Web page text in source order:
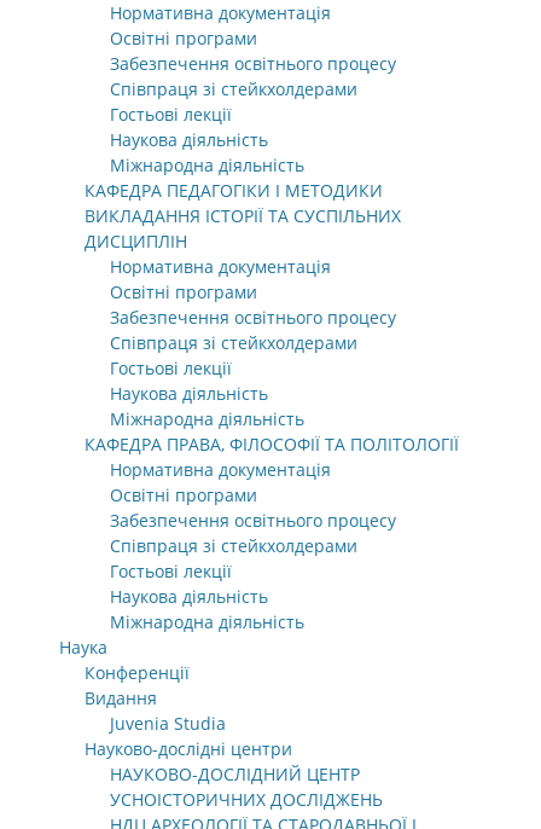
Нормативна документація
Освітні програми
Забезпечення освітнього процесу
Співпраця зі стейкхолдерами
Гостьові лекції
Наукова діяльність
Міжнародна діяльність
КАФЕДРА ПЕДАГОГІКИ І МЕТОДИКИ
ВИКЛАДАННЯ ІСТОРІЇ ТА СУСПІЛЬНИХ
ДИСЦИПЛІН
Нормативна документація
Освітні програми
Забезпечення освітнього процесу
Співпраця зі стейкхолдерами
Гостьові лекції
Наукова діяльність
Міжнародна діяльність
КАФЕДРА ПРАВА, ФІЛОСОФІЇ ТА ПОЛІТОЛОГІЇ
Нормативна документація
Освітні програми
Забезпечення освітнього процесу
Співпраця зі стейкхолдерами
Гостьові лекції
Наукова діяльність
Міжнародна діяльність
Наука
Конференції
Видання
Juvenia Studia
Науково-дослідні центри
НАУКОВО-ДОСЛІДНИЙ ЦЕНТР
УСНОІСТОРИЧНИХ ДОСЛІДЖЕНЬ